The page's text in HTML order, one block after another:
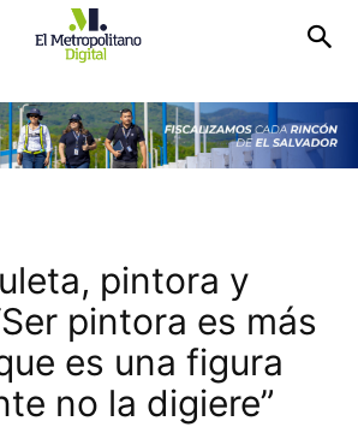
pintora y
pintora es más
es una figura
no la digiere”